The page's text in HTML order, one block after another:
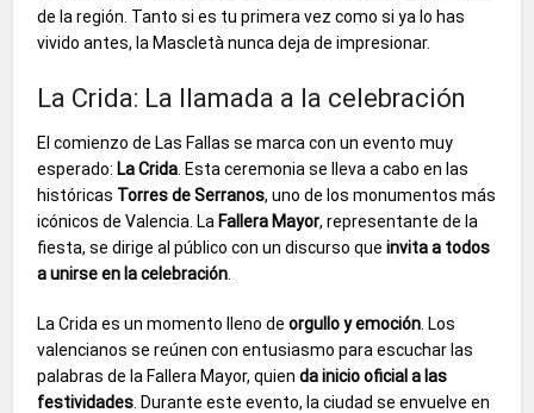
de la región. Tanto si es tu primera vez como si ya lo has
vivido antes, la Mascletà nunca deja de impresionar.
La Crida: La llamada a la celebración
El comienzo de Las Fallas se marca con un evento muy
esperado: La Crida . Esta ceremonia se lleva a cabo en las
históricas Torres de Serranos, uno de los monumentos más
icónicos de Valencia. La Fallera Mayor, representante de la
fiesta, se dirige al público con un discurso queinvita a todos
a unirse en la celebración
La Crida es un momento lleno deorgullo y emoción . Los
valencianos se reúnen con entusiasmo para escuchar las
palabras de la Fallera Mayor, quienda inicio oficial a las
festividades . Durante este evento, la ciudad se envuelve en